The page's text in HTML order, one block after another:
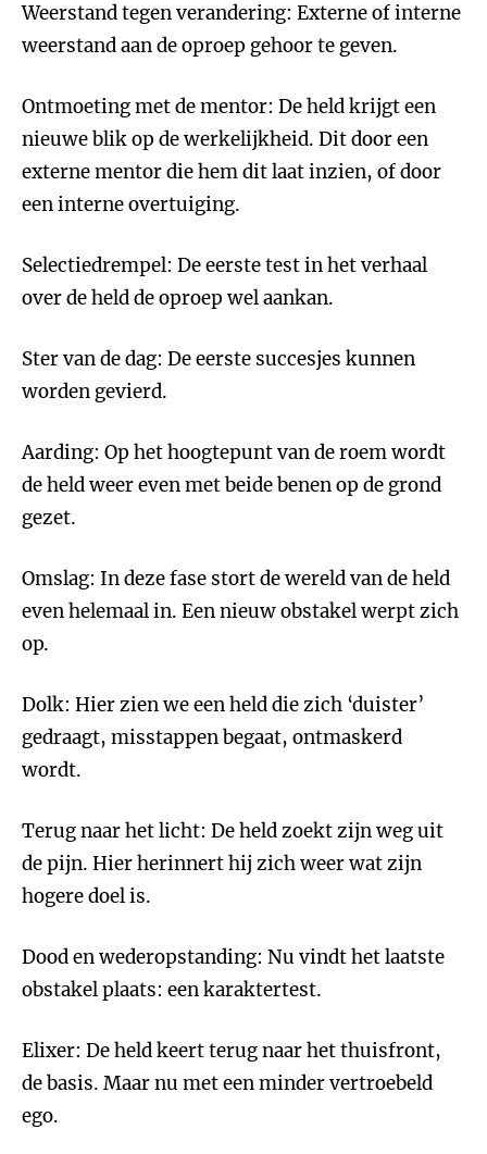
Weerstand tegen verandering: Externe of interne
weerstand aan de oproep gehoor te geven.
Ontmoeting met de mentor: De held krijgt een
nieuwe blik op de werkelijkheid. Dit door een
externe mentor die hem dit laat inzien, of door
een interne overtuiging.
Selectiedrempel: De eerste test in het verhaal
over de held de oproep wel aankan.
Ster van de dag: De eerste succesjes kunnen
worden gevierd.
Aarding: Op het hoogtepunt van de roem wordt
de held weer even met beide benen op de grond
gezet.
Omslag: In deze fase stort de wereld van de held
even helemaal in. Een nieuw obstakel werpt zich
op.
Dolk: Hier zien we een held die zich ‘duister’
gedraagt, misstappen begaat, ontmaskerd
wordt.
Terug naar het licht: De held zoekt zijn weg uit
de pijn. Hier herinnert hij zich weer wat zijn
hogere doel is.
Dood en wederopstanding: Nu vindt het laatste
obstakel plaats: een karaktertest.
Elixer: De held keert terug naar het thuisfront,
de basis. Maar nu met een minder vertroebeld
ego.